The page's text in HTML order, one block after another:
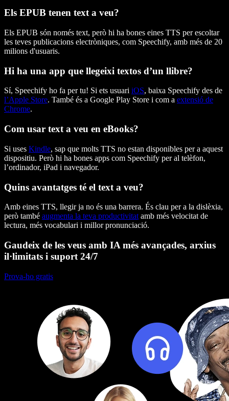
Els EPUB tenen text a veu?
Els EPUB són només text, però hi ha bones eines TTS per escoltar
les teves publicacions electròniques, com Speechify, amb més de 20
milions d'usuaris.
Hi ha una app que llegeixi textos d’un llibre?
Sí, Speechify ho fa per tu! Si ets usuari iOS, baixa Speechify des de
l’Apple Store. També és a Google Play Store i com a extensió de
Chrome.
Com usar text a veu en eBooks?
Si uses Kindle, sap que molts TTS no estan disponibles per a aquest
dispositiu. Però hi ha bones apps com Speechify per al telèfon,
l’ordinador, iPad i navegador.
Quins avantatges té el text a veu?
Amb eines TTS, llegir ja no és una barrera. És clau per a la dislèxia,
però també augmenta la teva productivitat amb més velocitat de
lectura, més vocabulari i millor pronunciació.
Gaudeix de les veus amb IA més avançades, arxius
il·limitats i suport 24/7
Prova-ho gratis